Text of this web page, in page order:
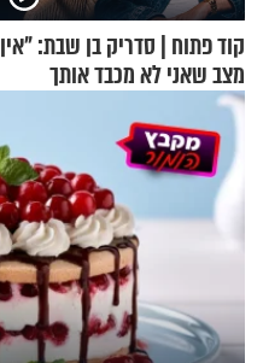
קוד פתוח | סדריק בן שבת: "אין
מצב שאני לא מכבד אותך
בבוקר בהנחת תפילין"